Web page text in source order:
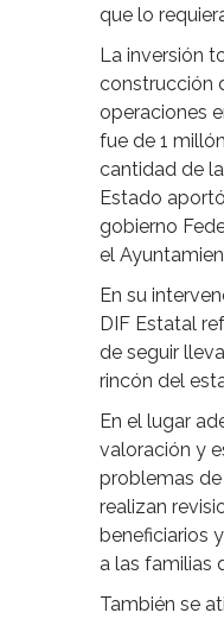
que lo
La inversión
construcción
operaciones
fue de 1
cantidad de
Estado
gobierno
el
En su
DIF Estatal
de seguir
rincón del
En el lugar
valoración y
problemas
realizan
beneficiarios
a las familias
También se